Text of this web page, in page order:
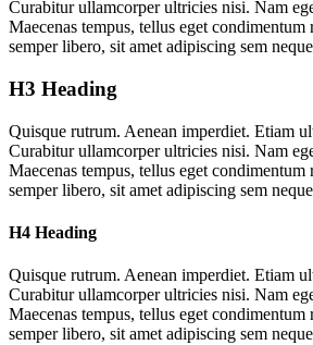
Curabitur ullamcorper ultricies nisi. Nam
Maecenas tempus, tellus eget condimentum
semper libero, sit amet adipiscing sem
H3 Heading
Quisque rutrum. Aenean imperdiet. Etiam
Curabitur ullamcorper ultricies nisi. Nam
Maecenas tempus, tellus eget condimentum
semper libero, sit amet adipiscing sem
H4 Heading
Quisque rutrum. Aenean imperdiet. Etiam
Curabitur ullamcorper ultricies nisi. Nam
Maecenas tempus, tellus eget condimentum
semper libero, sit amet adipiscing sem